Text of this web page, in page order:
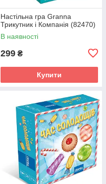
Настільна гра Granna
Трикутник і Компанія (82470)
В наявності
299 ₴
Купити